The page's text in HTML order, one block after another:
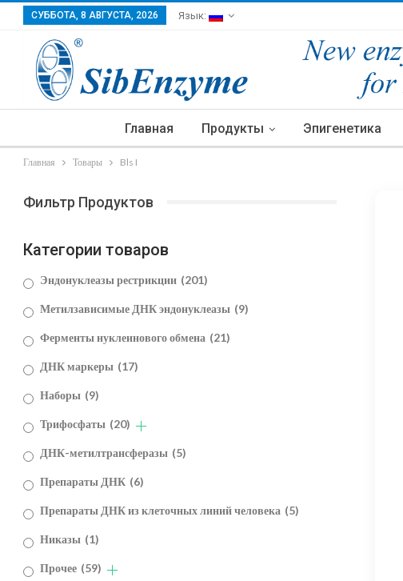
СУББОТА, 8 АВГУСТА, 2026 Язык:
Главная Продукты Эпигенетика
Главная Товары Bls I
Фильтр Продуктов
Категории товаров
Эндонуклеазы рестрикции (201)
Метилзависимые ДНК эндонуклеазы (9)
Ферменты нуклеинового обмена (21)
ДНК маркеры (17)
Наборы (9)
Трифосфаты (20)
ДНК-метилтрансферазы (5)
Препараты ДНК (6)
Препараты ДНК из клеточных линий человека (5)
Никазы (1)
Прочее (59)